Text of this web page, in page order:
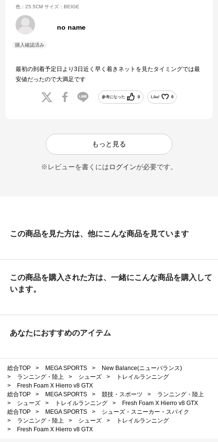
色：25.5CM サイズ：BEIGE
no name
最初の到着予定日より3日近く早く着きネットを見たタイミングでは最
安値だったので大満足です
参考になった 0 Like! 0
もっと見る
※レビューを書くにはログインが必要です。
この商品を見た方は、他にこんな商品を見ています
この商品を購入された方は、一緒にこんな商品を購入して
います。
あなたにおすすめのアイテム
総合TOP > MEGA SPORTS >
New Balance(ニューバランス)
>
ランニング・陸上 > シューズ >
トレイルランニング
>
Fresh Foam X Hierro v8 GTX
総合TOP
> MEGA SPORTS > 競技・スポーツ >
ランニング・陸上
>
シューズ > トレイルランニング >
Fresh Foam X Hierro v8 GTX
総合TOP
> MEGA SPORTS >
シューズ・スニーカー・スパイク
>
ランニング・陸上 > シューズ >
トレイルランニング
>
Fresh Foam X Hierro v8 GTX